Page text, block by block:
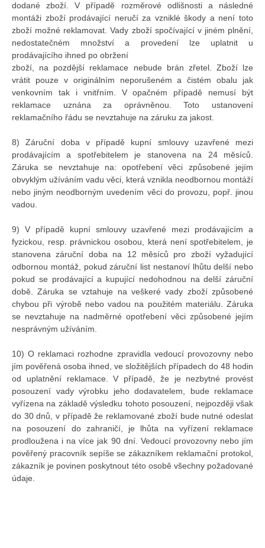
dodané zboží. V případě rozměrové odlišnosti a následné
montáži zboží prodávající neručí za vzniklé škody a není toto
zboží možné reklamovat. Vady zboží spočívající v jiném plnění,
nedostatečném množství a provedení lze uplatnit u
prodávajícího ihned po obržení
zboží, na pozdější reklamace nebude brán zřetel. Zboží lze
vrátit pouze v originálním neporušeném a čistém obalu jak
venkovním tak i vnitřním. V opačném případě nemusí být
reklamace uznána za oprávněnou. Toto ustanovení
reklamačního řádu se nevztahuje na záruku za jakost.
8) Záruční doba v případě kupní smlouvy uzavřené mezi
prodávajícím a spotřebitelem je stanovena na 24 měsíců.
Záruka se nevztahuje na: opotřebení věci způsobené jejím
obvyklým užíváním vadu věci, která vznikla neodbornou montáží
nebo jiným neodborným uvedením věci do provozu, popř. jinou
vadou.
9) V případě kupní smlouvy uzavřené mezi prodávajícím a
fyzickou, resp. právnickou osobou, která není spotřebitelem, je
stanovena záruční doba na 12 měsíců pro zboží vyžadující
odbornou montáž, pokud záruční list nestanoví lhůtu delší nebo
pokud se prodávající a kupující nedohodnou na delší záruční
době. Záruka se vztahuje na veškeré vady zboží způsobené
chybou při výrobě nebo vadou na použitém materiálu. Záruka
se nevztahuje na nadměrné opotřebení věci způsobené jejím
nesprávným užíváním.
10) O reklamaci rozhodne zpravidla vedoucí provozovny nebo
jím pověřená osoba ihned, ve složitějších případech do 48 hodin
od uplatnění reklamace. V případě, že je nezbytné provést
posouzení vady výrobku jeho dodavatelem, bude reklamace
vyřízena na základě výsledku tohoto posouzení, nejpozději však
do 30 dnů, v případě že reklamované zboží bude nutné odeslat
na posouzení do zahraničí, je lhůta na vyřízení reklamace
prodloužena i na více jak 90 dní. Vedoucí provozovny nebo jím
pověřený pracovník sepíše se zákazníkem reklamační protokol,
zákazník je povinen poskytnout této osobě všechny požadované
údaje.